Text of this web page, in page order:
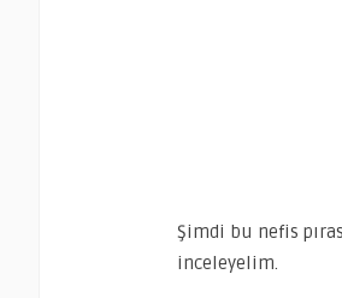
Şimdi bu nefis
inceleyelim.